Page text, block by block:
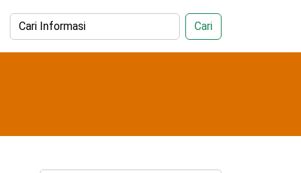
Cari